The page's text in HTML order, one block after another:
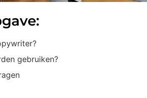
gebruiken?